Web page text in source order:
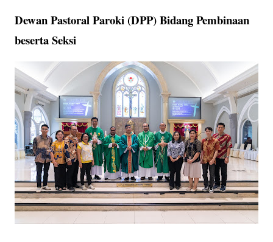
Dewan Pastoral Paroki (DPP) Bidang Pembinaan
beserta Seksi